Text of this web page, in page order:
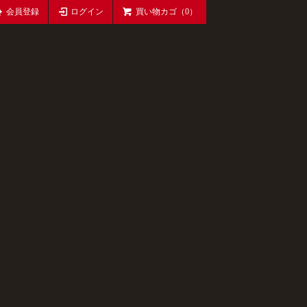
買い物カゴ（0）
ログイン
会員登録